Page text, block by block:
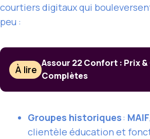
courtiers digitaux qui
peu :
À lire
Assour 22 Confort : Prix
Complètes
Groupes historiques: MAIF
clientèle éducation et